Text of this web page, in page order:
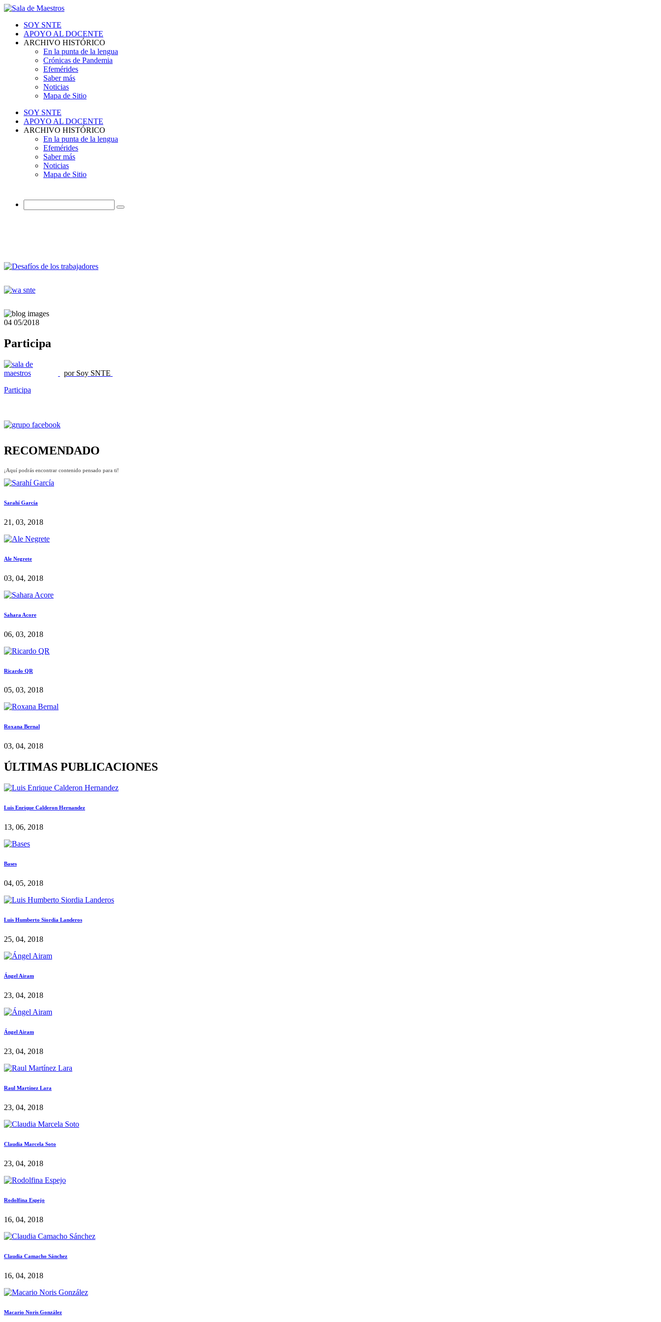
SOY SNTE
APOYO AL DOCENTE
ARCHIVO HISTÓRICO
En la punta de la lengua
Crónicas de Pandemia
Efemérides
Saber más
Noticias
Mapa de Sitio
SOY SNTE
APOYO AL DOCENTE
ARCHIVO HISTÓRICO
En la punta de la lengua
Efemérides
Saber más
Noticias
Mapa de Sitio
04 05/2018
Participa
por Soy SNTE
Participa
RECOMENDADO
¡Aquí podrás encontrar contenido pensado para ti!
Sarahí García
21, 03, 2018
Ale Negrete
03, 04, 2018
Sahara Acore
06, 03, 2018
Ricardo QR
05, 03, 2018
Roxana Bernal
03, 04, 2018
ÚLTIMAS PUBLICACIONES
Luis Enrique Calderon Hernandez
13, 06, 2018
Bases
04, 05, 2018
Luis Humberto Siordia Landeros
25, 04, 2018
Ángel Airam
23, 04, 2018
Ángel Airam
23, 04, 2018
Raul Martínez Lara
23, 04, 2018
Claudia Marcela Soto
23, 04, 2018
Rodolfina Espejo
16, 04, 2018
Claudia Camacho Sánchez
16, 04, 2018
Macario Noris González